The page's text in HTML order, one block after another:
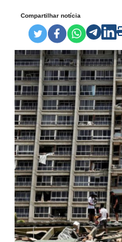
Compartilhar notícia